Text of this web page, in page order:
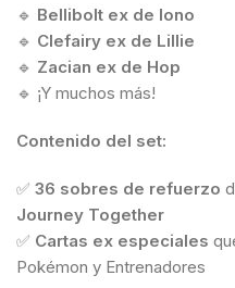
🔹 Bellibolt ex de Iono
🔹 Clefairy ex de Lillie
🔹 Zacian ex de Hop
🔹 ¡Y muchos más!
Contenido del set:
✅ 36 sobres de refuerzo
Journey Together
✅ Cartas ex especiales
Pokémon y Entrenadores